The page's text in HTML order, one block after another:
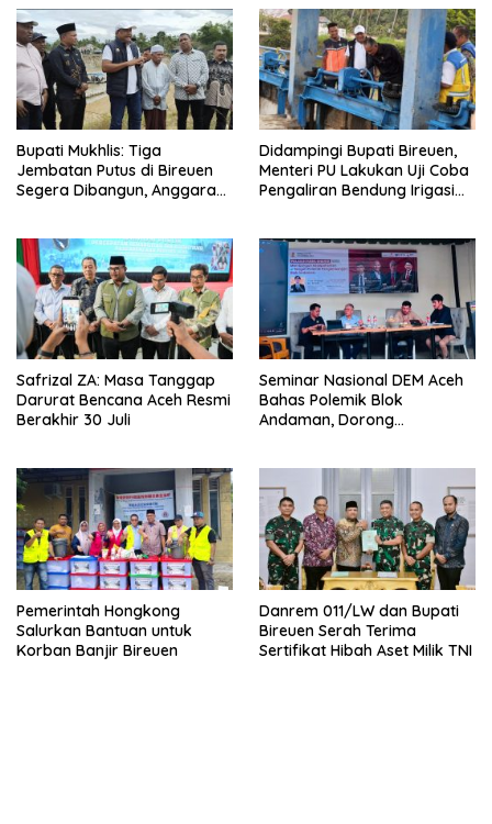
Bupati Mukhlis: Tiga
Jembatan Putus di Bireuen
Segera Dibangun, Anggaran
Didampingi Bupati Bireuen,
Menteri PU Lakukan Uji Coba
Pengaliran Bendung Irigasi
Safrizal ZA: Masa Tanggap
Darurat Bencana Aceh Resmi
Berakhir 30 Juli
Seminar Nasional DEM Aceh
Bahas Polemik Blok
Andaman, Dorong
Pemerintah Hongkong
Salurkan Bantuan untuk
Korban Banjir Bireuen
Danrem 011/LW dan Bupati
Bireuen Serah Terima
Sertifikat Hibah Aset Milik TNI